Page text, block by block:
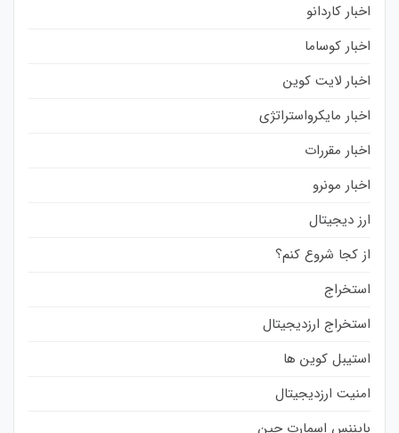
اخبار کاردانو
اخبار کوساما
اخبار لایت کوین
اخبار مایکرواستراتژی
اخبار مقررات
اخبار مونرو
ارز دیجیتال
از کجا شروع کنم؟
استخراج
استخراج ارزدیجیتال
استیبل کوین ها
امنیت ارزدیجیتال
بایننس اسمارت چین